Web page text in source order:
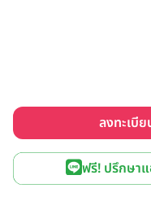
ลงทะเบี
ฟรี! ปรึกษา